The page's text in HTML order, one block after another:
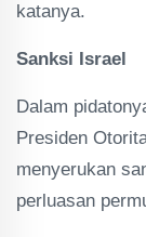
katanya.
Sanksi Israel
Dalam
Presiden
menyerukan
perluasan